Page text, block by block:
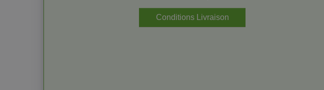
Conditions Livraison